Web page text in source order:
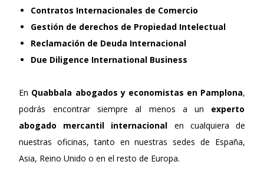
Contratos Internacionales de Comercio
Gestión de derechos de Propiedad Intelectual
Reclamación de Deuda Internacional
Due Diligence International Business
En Quabbala abogados y economistas en Pamplona,
podrás encontrar siempre al menos a un experto
abogado mercantil internacional en cualquiera de
nuestras oficinas, tanto en nuestras sedes de España,
Asia, Reino Unido o en el resto de Europa.